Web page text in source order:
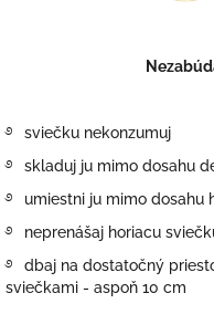
࿔ sviečku nekonzumuj
࿔
skladuj ju mimo dosahu
࿔
umiestni ju mimo dosahu
࿔
neprenášaj horiacu
࿔
dbaj na dostatočný
sviečkami - aspoň 10 cm